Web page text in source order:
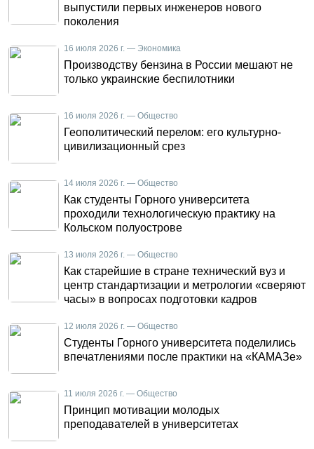
выпустили первых инженеров нового
поколения
16 июля 2026 г. — Экономика
Производству бензина в России мешают не
только украинские беспилотники
16 июля 2026 г. — Общество
Геополитический перелом: его культурно-
цивилизационный срез
14 июля 2026 г. — Общество
Как студенты Горного университета
проходили технологическую практику на
Кольском полуострове
13 июля 2026 г. — Общество
Как старейшие в стране технический вуз и
центр стандартизации и метрологии «сверяют
часы» в вопросах подготовки кадров
12 июля 2026 г. — Общество
Студенты Горного университета поделились
впечатлениями после практики на «КАМАЗе»
11 июля 2026 г. — Общество
Принцип мотивации молодых
преподавателей в университетах